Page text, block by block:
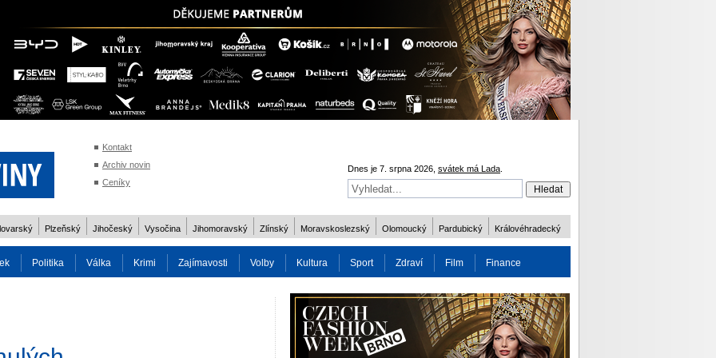
Kontakt
Archiv novin
Ceníky
Dnes je 7. srpna 2026, svátek má Lada
Plzeňský Jihočeský Vysočina Jihomoravský Zlínský Moravskoslezský Olomoucký Pardubický Královéhradecký
Politika Válka Krimi Zajímavosti Volby Kultura Sport Zdraví Film Finance
Charita Osobnost Více ODM 2016